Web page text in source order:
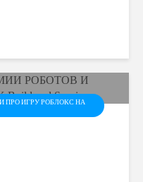
ПРО ИГРУ РОБЛОКС НА